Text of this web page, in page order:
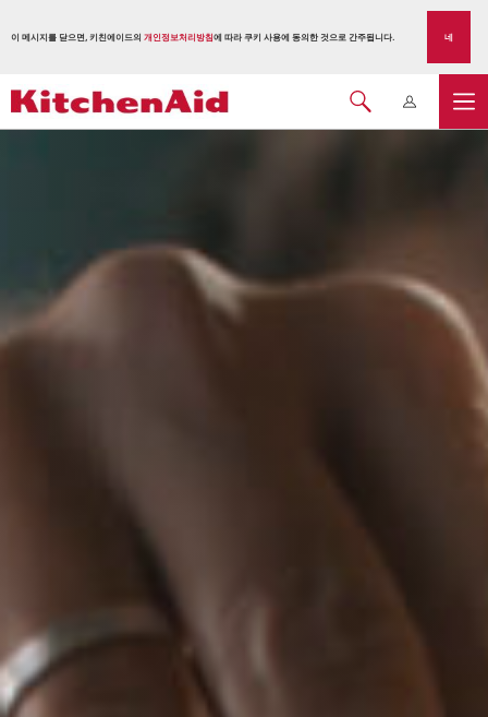
이 메시지를 닫으면, 키친에이드의 개인정보처리방침에 따라 쿠키 사용에 동의한 것으로 간주됩니다. 네